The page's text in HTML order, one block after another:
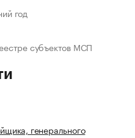
год
субъектов МСП
генерального